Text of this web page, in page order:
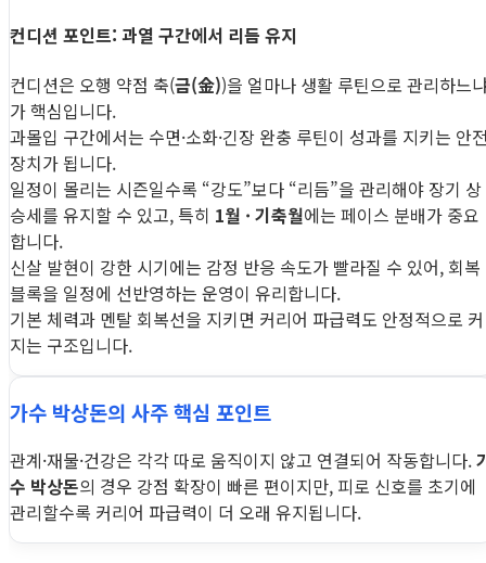
컨디션 포인트: 과열 구간에서 리듬 유지
컨디션은 오행 약점 축(금(金))을 얼마나 생활 루틴으로 관리하느
가 핵심입니다.
과몰입 구간에서는 수면·소화·긴장 완충 루틴이 성과를 지키는 안
장치가 됩니다.
일정이 몰리는 시즌일수록 “강도”보다 “리듬”을 관리해야 장기 상
승세를 유지할 수 있고, 특히 1월 · 기축월에는 페이스 분배가 중요
합니다.
신살 발현이 강한 시기에는 감정 반응 속도가 빨라질 수 있어, 회복
블록을 일정에 선반영하는 운영이 유리합니다.
기본 체력과 멘탈 회복선을 지키면 커리어 파급력도 안정적으로 커
지는 구조입니다.
가수 박상돈의 사주 핵심 포인트
관계·재물·건강은 각각 따로 움직이지 않고 연결되어 작동합니다.
수 박상돈의 경우 강점 확장이 빠른 편이지만, 피로 신호를 초기에
관리할수록 커리어 파급력이 더 오래 유지됩니다.